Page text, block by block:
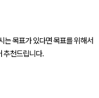
는 목표가 있다면 목표를 위해서
추천드립니다.